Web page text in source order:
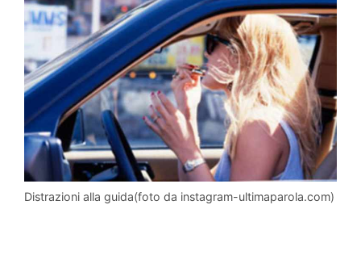
Distrazioni alla guida(foto da instagram-ultimaparola.com)